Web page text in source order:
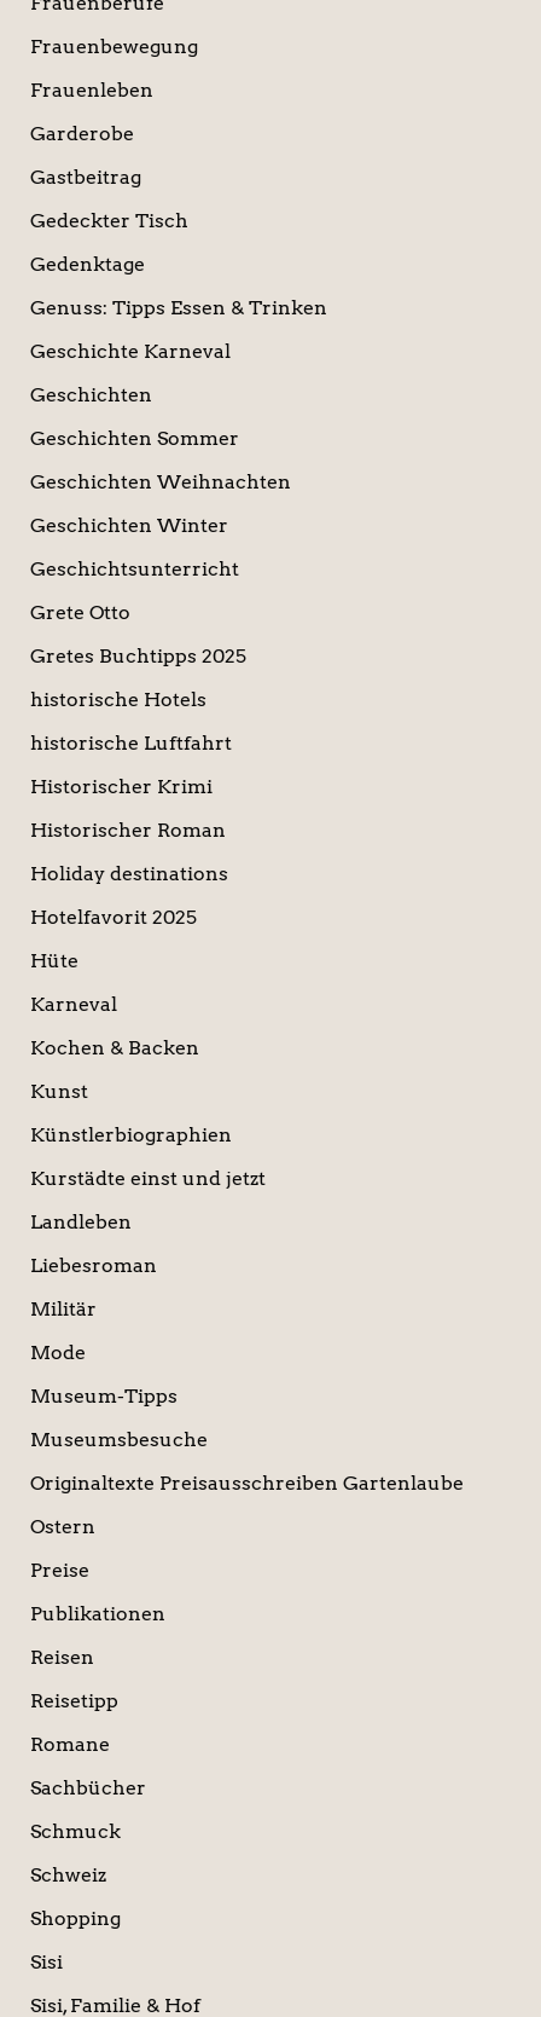
Frauenbewegung
Frauenleben
Garderobe
Gastbeitrag
Gedeckter Tisch
Gedenktage
Genuss: Tipps Essen & Trinken
Geschichte Karneval
Geschichten
Geschichten Sommer
Geschichten Weihnachten
Geschichten Winter
Geschichtsunterricht
Grete Otto
Gretes Buchtipps 2025
historische Hotels
historische Luftfahrt
Historischer Krimi
Historischer Roman
Holiday destinations
Hotelfavorit 2025
Hüte
Karneval
Kochen & Backen
Kunst
Künstlerbiographien
Kurstädte einst und jetzt
Landleben
Liebesroman
Militär
Mode
Museum-Tipps
Museumsbesuche
Originaltexte Preisausschreiben Gartenlaube
Ostern
Preise
Publikationen
Reisen
Reisetipp
Romane
Sachbücher
Schmuck
Schweiz
Shopping
Sisi
Sisi, Familie & Hof